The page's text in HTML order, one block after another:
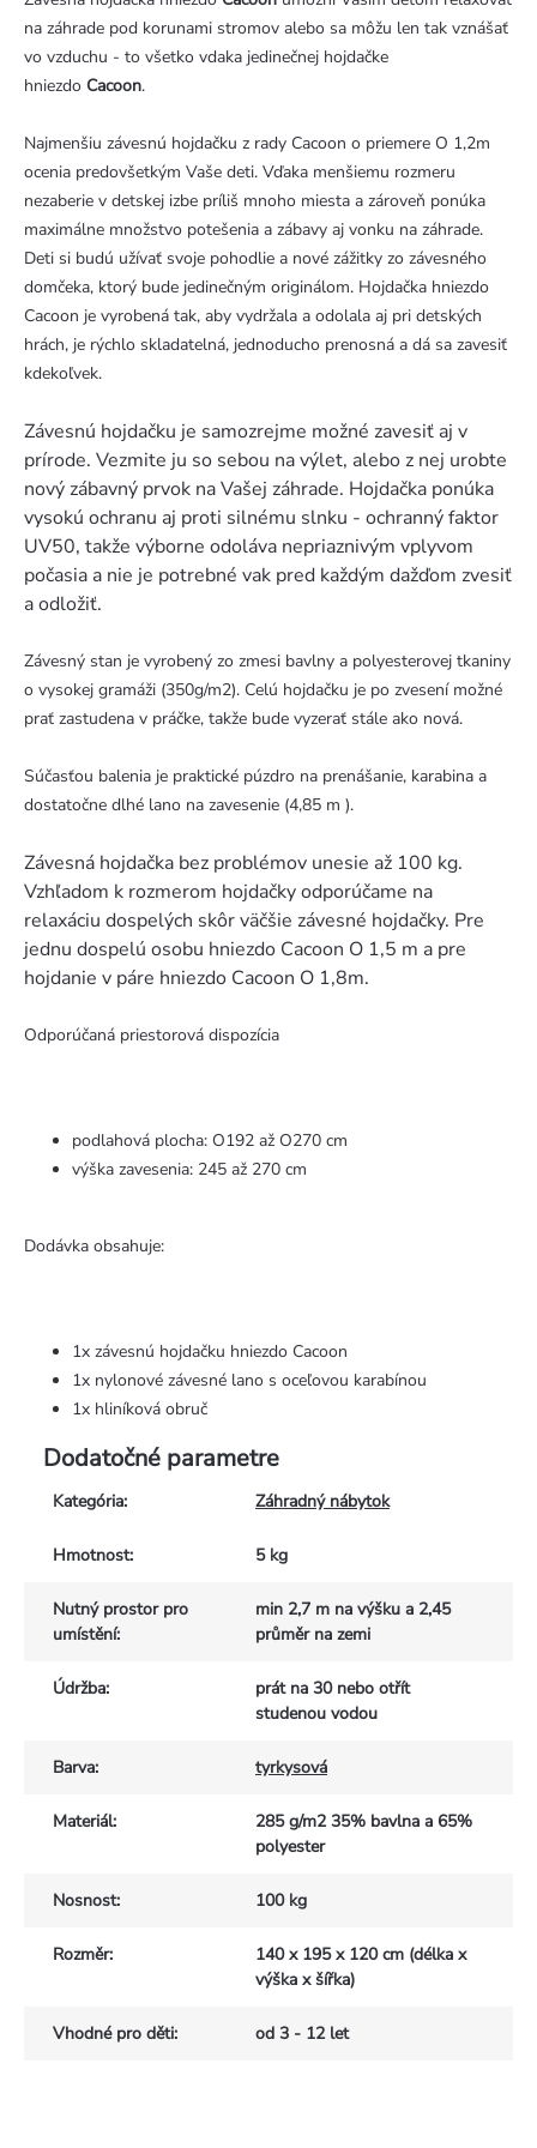
na záhrade pod korunami stromov alebo sa môžu len tak vznášať
vo vzduchu - to všetko vdaka jedinečnej hojdačke
hniezdo Cacoon.
Najmenšiu závesnú hojdačku z rady Cacoon o priemere O 1,2m
ocenia predovšetkým Vaše deti. Vďaka menšiemu rozmeru
nezaberie v detskej izbe príliš mnoho miesta a zároveň ponúka
maximálne množstvo potešenia a zábavy aj vonku na záhrade.
Deti si budú užívať svoje pohodlie a nové zážitky zo závesného
domčeka, ktorý bude jedinečným originálom. Hojdačka hniezdo
Cacoon je vyrobená tak, aby vydržala a odolala aj pri detských
hrách, je rýchlo skladatelná, jednoducho prenosná a dá sa zavesiť
kdekoľvek.
Závesnú hojdačku je samozrejme možné zavesiť aj v
prírode. Vezmite ju so sebou na výlet, alebo z nej urobte
nový zábavný prvok na Vašej záhrade. Hojdačka ponúka
vysokú ochranu aj proti silnému slnku - ochranný faktor
UV50, takže výborne odoláva nepriaznivým vplyvom
počasia a nie je potrebné vak pred každým dažďom zvesiť
a odložiť.
Závesný stan je vyrobený zo zmesi bavlny a polyesterovej tkaniny
o vysokej gramáži (350g/m2). Celú hojdačku je po zvesení možné
prať zastudena v práčke, takže bude vyzerať stále ako nová.
Súčasťou balenia je praktické púzdro na prenášanie, karabina a
dostatočne dlhé lano na zavesenie (4,85 m ).
Závesná hojdačka bez problémov unesie až 100 kg.
Vzhľadom k rozmerom hojdačky odporúčame na
relaxáciu dospelých skôr väčšie závesné hojdačky. Pre
jednu dospelú osobu hniezdo Cacoon O 1,5 m a pre
hojdanie v páre hniezdo Cacoon O 1,8m.
Odporúčaná priestorová dispozícia
podlahová plocha: O192 až O270 cm
výška zavesenia: 245 až 270 cm
Dodávka obsahuje:
1x závesnú hojdačku hniezdo Cacoon
1x nylonové závesné lano s oceľovou karabínou
1x hliníková obruč
Dodatočné parametre
Kategória: Záhradný nábytok
Hmotnost: 5 kg
Nutný prostor pro
umístění:
min 2,7 m na výšku a 2,45
průměr na zemi
Údržba:
prát na 30 nebo otřít
studenou vodou
Barva: tyrkysová
Materiál:
285 g/m2 35% bavlna a 65%
polyester
Nosnost: 100 kg
Rozměr:
140 x 195 x 120 cm (délka x
výška x šířka)
Vhodné pro děti: od 3 - 12 let